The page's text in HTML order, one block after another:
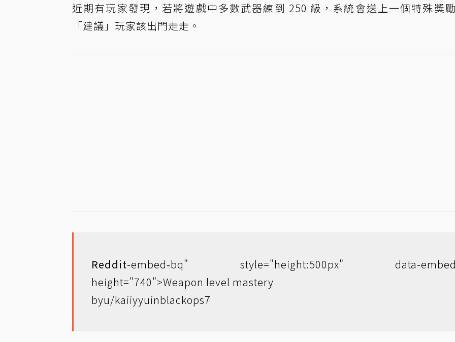
近期有玩家發現，若將遊戲中多數武器練到 250 級，系統會送上一個特殊獎
「建議」玩家該出門走走。
Reddit-embed-bq" style="height:500px" data-
height="740">Weapon level mastery
byu/kaiiyyuinblackops7